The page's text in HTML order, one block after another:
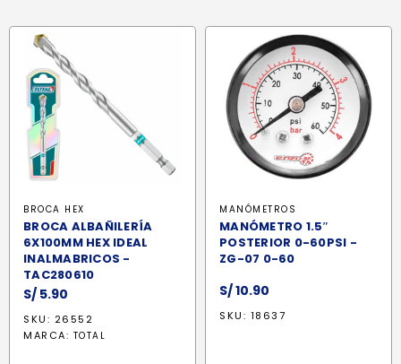
BROCA HEX
BROCA ALBAÑILERÍA
6X100MM HEX IDEAL
INALMABRICOS -
TAC280610
S/ 5.90
SKU: 26552
MARCA: TOTAL
MANÓMETROS
MANÓMETRO 1.5″
POSTERIOR 0-60PSI -
ZG-07 0-60
S/10.90
SKU: 18637